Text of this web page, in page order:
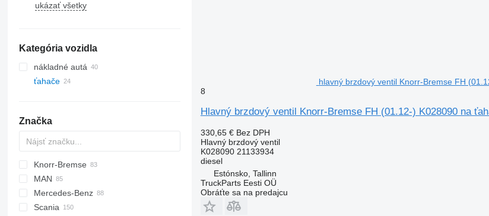
ukázať všetky
Kategória vozidla
nákladné autá
ťahače
Značka
CF
LF
XF
XG
EuroCargo
S-Way
Stralis
Trakker
Knorr-Bremse
MAN
F90
L2000
Mercedes-Benz
Actros
G-series
Scania
hlavný brzdový ventil Knorr-Bremse FH
8
Hlavný brzdový ventil Knorr-Bremse FH (01.12-) K028090 na
330,65 € Bez DPH
Hlavný brzdový ventil
K028090 21133934
diesel
Estónsko, Tallinn
TruckParts Eesti OÜ
Obráťte sa na predajcu